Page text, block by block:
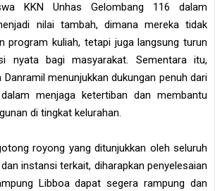
KKN Unhas Gelombang 116 dalam
nilai tambah, dimana mereka tidak
program kuliah, tetapi juga langsung turun
nyata bagi masyarakat. Sementara itu,
menunjukkan dukungan penuh dari
menjaga ketertiban dan membantu
di tingkat kelurahan.
royong yang ditunjukkan oleh seluruh
instansi terkait, diharapkan penyelesaian
Libboa dapat segera rampung dan